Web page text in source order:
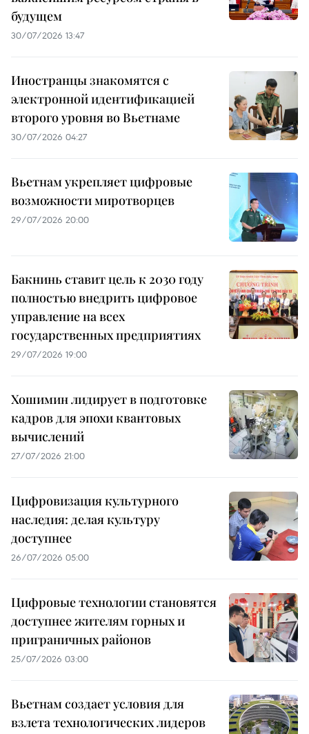
будущем
30/07/2026 13:47
Иностранцы знакомятся с
электронной идентификацией
второго уровня во Вьетнаме
30/07/2026 04:27
Вьетнам укрепляет цифровые
возможности миротворцев
29/07/2026 20:00
Бакнинь ставит цель к 2030 году
полностью внедрить цифровое
управление на всех
государственных предприятиях
29/07/2026 19:00
Хошимин лидирует в подготовке
кадров для эпохи квантовых
вычислений
27/07/2026 21:00
Цифровизация культурного
наследия: делая культуру
доступнее
26/07/2026 05:00
Цифровые технологии становятся
доступнее жителям горных и
приграничных районов
25/07/2026 03:00
Вьетнам создает условия для
взлета технологических лидеров